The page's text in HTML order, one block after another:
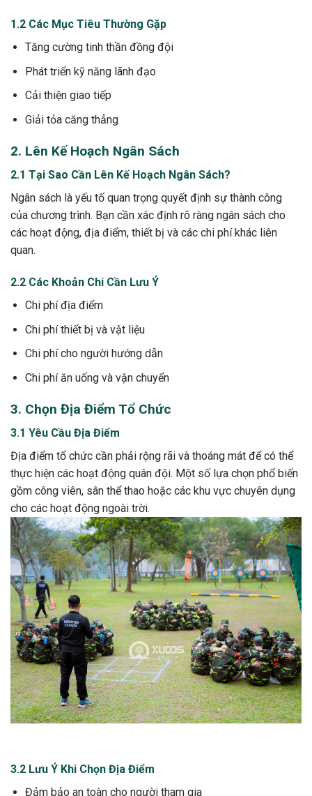
1.2 Các Mục Tiêu Thường Gặp
Tăng cường tinh thần đồng đội
Phát triển kỹ năng lãnh đạo
Cải thiện giao tiếp
Giải tỏa căng thẳng
2. Lên Kế Hoạch Ngân Sách
2.1 Tại Sao Cần Lên Kế Hoạch Ngân Sách?
Ngân sách là yếu tố quan trọng quyết định sự thành công
của chương trình. Bạn cần xác định rõ ràng ngân sách cho
các hoạt động, địa điểm, thiết bị và các chi phí khác liên
quan.
2.2 Các Khoản Chi Cần Lưu Ý
Chi phí địa điểm
Chi phí thiết bị và vật liệu
Chi phí cho người hướng dẫn
Chi phí ăn uống và vận chuyển
3. Chọn Địa Điểm Tổ Chức
3.1 Yêu Cầu Địa Điểm
Địa điểm tổ chức cần phải rộng rãi và thoáng mát để có thể
thực hiện các hoạt động quân đội. Một số lựa chọn phổ biến
gồm công viên, sân thể thao hoặc các khu vực chuyên dụng
cho các hoạt động ngoài trời.
3.2 Lưu Ý Khi Chọn Địa Điểm
Đảm bảo an toàn cho người tham gia